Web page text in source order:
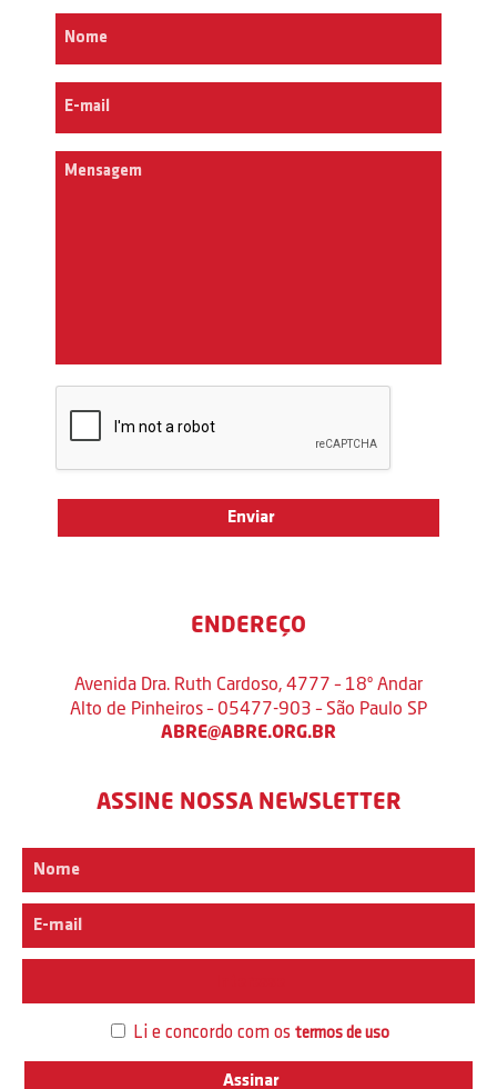
ENDEREÇO
Avenida Dra. Ruth Cardoso, 4777 – 18º Andar
Alto de Pinheiros – 05477-903 – São Paulo SP
ABRE@ABRE.ORG.BR
ASSINE NOSSA NEWSLETTER
Li e concordo com os termos de uso